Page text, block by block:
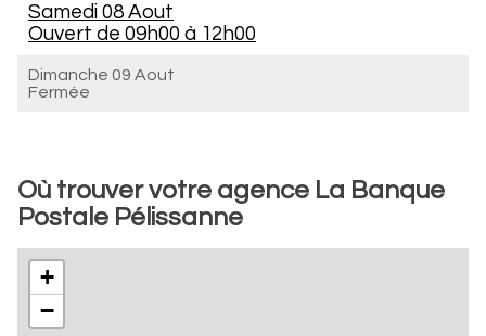
Samedi 08 Aout
Ouvert de 09h00 à 12h00
Dimanche 09 Aout
Fermée
Où trouver votre agence La Banque
Postale Pélissanne
+
−